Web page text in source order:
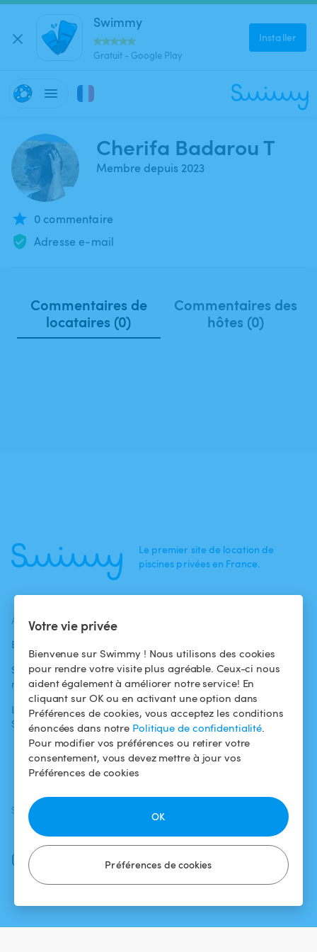
Votre vie privée
Bienvenue sur Swimmy ! Nous utilisons des cookies
pour rendre votre visite plus agréable. Ceux-ci nous
aident également à améliorer notre service! En
cliquant sur OK ou en activant une option dans
Préférences de cookies, vous acceptez les conditions
énoncées dans notre Politique de confidentialité.
Pour modifier vos préférences ou retirer votre
consentement, vous devez mettre à jour vos
Préférences de cookies
Préférences de cookies
OK
Swimmy
Gratuit - Google Play
Installer
Cherifa Badarou T
Membre depuis 2023
0 commentaire
Adresse e-mail
Commentaires de
locataires (0)
Commentaires des
hôtes (0)
Le premier site de location de
piscines privées en France.
ACTUALITÉS
Blog
Swimmy dans les
médias
L'aventure
Swimmy
baigneurs
Pour les
propriétaires
Louer ma piscine
Comment ça
marche ?
Conditions
d'utilisation
Politique de
confidentialité
Mentions légales
SUIVEZ-NOUS
Facebook
Instagram